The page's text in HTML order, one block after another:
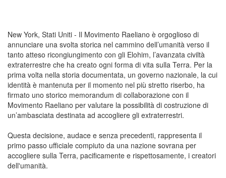
New York, Stati Uniti - Il Movimento Raeliano è orgoglioso di
annunciare una svolta storica nel cammino dell’umanità verso il
tanto atteso ricongiungimento con gli Elohim, l’avanzata civiltà
extraterrestre che ha creato ogni forma di vita sulla Terra. Per la
prima volta nella storia documentata, un governo nazionale, la cui
identità è mantenuta per il momento nel più stretto riserbo, ha
firmato uno storico memorandum di collaborazione con il
Movimento Raeliano per valutare la possibilità di costruzione di
un’ambasciata destinata ad accogliere gli extraterrestri.
Questa decisione, audace e senza precedenti, rappresenta il
primo passo ufficiale compiuto da una nazione sovrana per
accogliere sulla Terra, pacificamente e rispettosamente, i creatori
dell'umanità.